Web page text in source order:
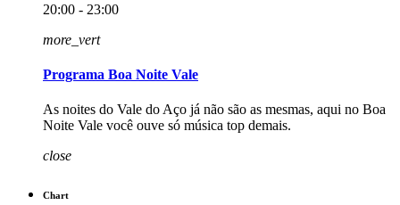
20:00 - 23:00
more_vert
Programa Boa Noite Vale
As noites do Vale do Aço já não são as mesmas, aqui no Boa
Noite Vale você ouve só música top demais.
close
Chart